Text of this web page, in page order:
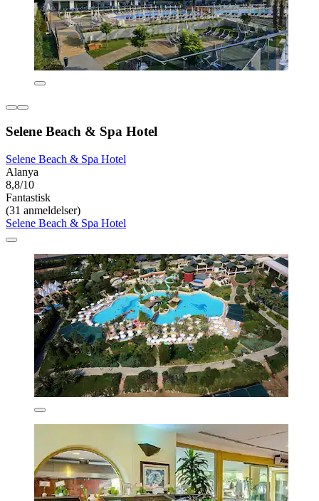
Selene Beach & Spa Hotel
Selene Beach & Spa Hotel
Alanya
8,8/10
Fantastisk
(31 anmeldelser)
Selene Beach & Spa Hotel